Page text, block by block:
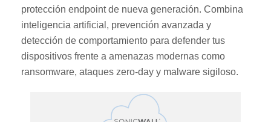
protección endpoint de nueva generación. Combina
inteligencia artificial, prevención avanzada y
detección de comportamiento para defender tus
dispositivos frente a amenazas modernas como
ransomware, ataques zero-day y malware sigiloso.